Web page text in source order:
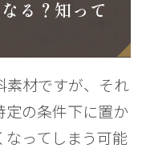
る？知って
素材ですが、それ
定の条件下に置か
ってしまう可能